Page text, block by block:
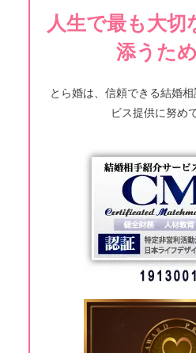
人生で最も大切
添うため
とら婚は、信頼できる結婚
ビス提供に努め